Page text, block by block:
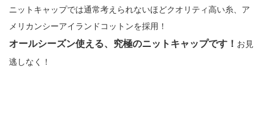
ニットキャップでは通常考えられないほどクオリティ高い糸、ア
メリカンシーアイランドコットンを採用！
オールシーズン使える、究極のニットキャップです！ お見
逃しなく！